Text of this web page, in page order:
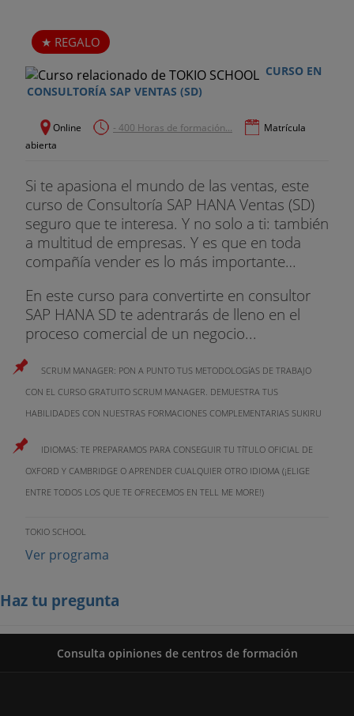
REGALO
CURSO EN
CONSULTORÍA SAP VENTAS (SD)
Online - 400 Horas de formación...
Matrícula
abierta
Si te apasiona el mundo de las ventas, este
curso de Consultoría SAP HANA Ventas (SD)
seguro que te interesa. Y no solo a ti: también
a multitud de empresas. Y es que en toda
compañía vender es lo más importante…
En este curso para convertirte en consultor
SAP HANA SD te adentrarás de lleno en el
proceso comercial de un negocio...
SCRUM MANAGER: PON A PUNTO TUS METODOLOGíAS DE TRABAJO
CON EL CURSO GRATUITO SCRUM MANAGER. DEMUESTRA TUS
HABILIDADES CON NUESTRAS FORMACIONES COMPLEMENTARIAS SUKIRU
IDIOMAS: TE PREPARAMOS PARA CONSEGUIR TU TíTULO OFICIAL DE
OXFORD Y CAMBRIDGE O APRENDER CUALQUIER OTRO IDIOMA (¡ELIGE
ENTRE TODOS LOS QUE TE OFRECEMOS EN TELL ME MORE!)
TOKIO SCHOOL
Ver programa
Haz tu pregunta
Consulta opiniones de centros de formación